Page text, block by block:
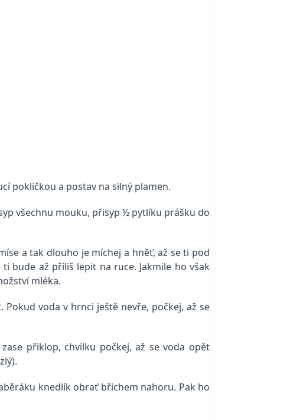
pokličkou a postav na silný plamen.
všechnu mouku, přisyp ½ pytlíku prášku do
a tak dlouho je míchej a hněť, až se ti pod
bude až příliš lepit na ruce. Jakmile ho však
mléka.
voda v hrnci ještě nevře, počkej, až se
přiklop, chvilku počkej, až se voda opět
knedlík obrať břichem nahoru. Pak ho